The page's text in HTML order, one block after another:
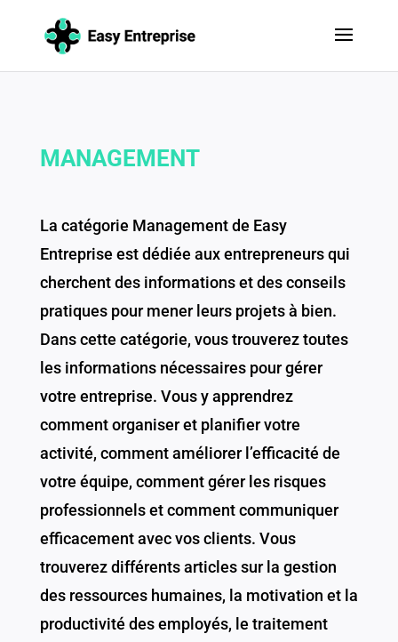
MANAGEMENT
La catégorie Management de Easy
Entreprise est dédiée aux entrepreneurs qui
cherchent des informations et des conseils
pratiques pour mener leurs projets à bien.
Dans cette catégorie, vous trouverez toutes
les informations nécessaires pour gérer
votre entreprise. Vous y apprendrez
comment organiser et planifier votre
activité, comment améliorer l’efficacité de
votre équipe, comment gérer les risques
professionnels et comment communiquer
efficacement avec vos clients. Vous
trouverez différents articles sur la gestion
des ressources humaines, la motivation et la
productivité des employés, le traitement